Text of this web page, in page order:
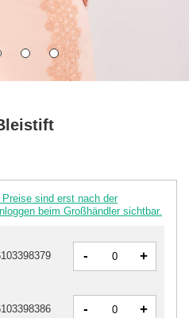
sind erst nach der
beim Großhändler sichtbar.
- +
- +